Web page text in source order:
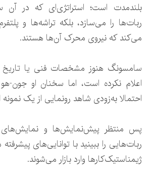
بلندمدت است؛ استراتژی‌ای که در آن
ربات‌ها را می‌سازد، بلکه تراشه‌ها و
می‌کند که نیروی محرک آن‌ها هستند.
سامسونگ هنوز مشخصات فنی یا تاریخ
اعلام نکرده است، اما سخنان او
احتمالا به‌زودی شاهد رونمایی از یک نمونه
پس منتظر پیش‌نمایش‌ها و نمایش‌های
ربات‌هایی را ببینید با توانایی‌های
ژیمناستیک‌کارها وارد بازار می‌شوند.